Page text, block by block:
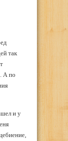
так
А по
и у